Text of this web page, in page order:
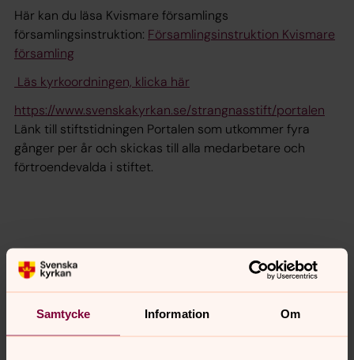
Samtycke Information Om
Här kan du läsa Kvismare församlings
församlingsinstruktion: Församlingsinstruktion Kvismare
församling
Läs kyrkoordningen, klicka här
https://www.svenskakyrkan.se/strangnasstift/portalen
Länk till stiftstidningen Portalen som utkommer fyra
gånger per år och skickas till alla medarbetare och
förtroendevalda i stiftet.
Senast ändrad 8 augusti 2025
Synpunkter eller frågor på sidans